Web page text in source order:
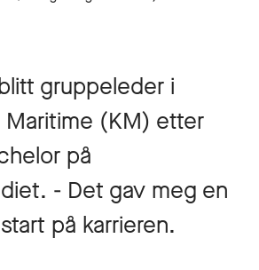
gruppeleder i
Maritime (KM) etter
på
- Det gav meg en
på karrieren.